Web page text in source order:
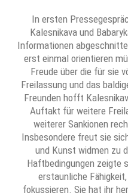
In ersten
Kalesnikava und
Informationen
erst einmal orientieren
Freude über die für sie
Freilassung und das
Freunden hofft
Auftakt für weitere
weiterer Sankionen
Insbesondere freut sie
und Kunst widmen zu
Haftbedingungen zeigte
erstaunliche
fokussieren. Sie hat ihr